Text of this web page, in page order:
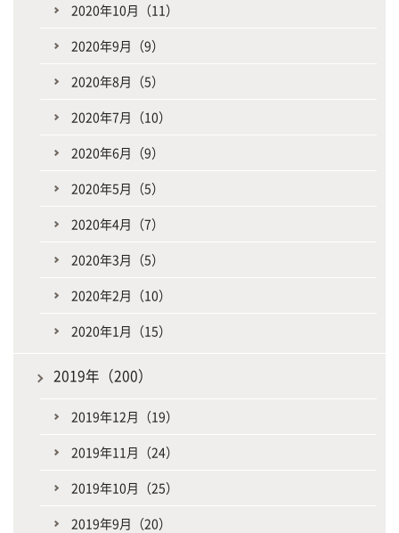
2020年10月（11）
2020年9月（9）
2020年8月（5）
2020年7月（10）
2020年6月（9）
2020年5月（5）
2020年4月（7）
2020年3月（5）
2020年2月（10）
2020年1月（15）
2019年（200）
2019年12月（19）
2019年11月（24）
2019年10月（25）
2019年9月（20）